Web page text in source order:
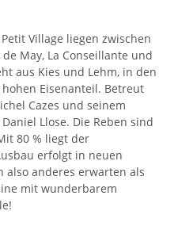
Village liegen zwischen
May, La Conseillante und
aus Kies und Lehm, in den
Eisenanteil. Betreut
Cazes und seinem
Llose. Die Reben sind
80 % liegt der
erfolgt in neuen
also anderes erwarten als
mit wunderbarem